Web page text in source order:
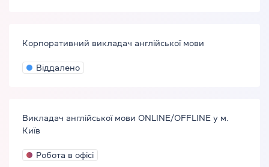
Корпоративний викладач англійської мови
Віддалено
Викладач англійської мови ONLINE/OFFLINE у м.
Київ
Робота в офісі